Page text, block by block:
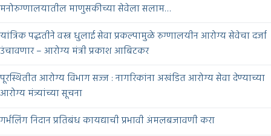
मनोरुग्णालयातील माणुसकीच्या सेवेला सलाम…
यांत्रिक पद्धतीने वस्त्र धुलाई सेवा प्रकल्पामुळे रुग्णालयीन आरोग्य सेवेचा दर्जा
उंचावणार – आरोग्य मंत्री प्रकाश आबिटकर
पूरस्थितीत आरोग्य विभाग सज्ज : नागरिकांना अखंडित आरोग्य सेवा देण्याच्या
आरोग्य मंत्र्यांच्या सूचना
गर्भलिंग निदान प्रतिबंध कायद्याची प्रभावी अंमलबजावणी करा